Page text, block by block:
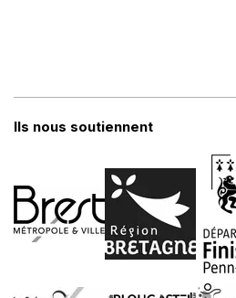
Ils nous soutiennent